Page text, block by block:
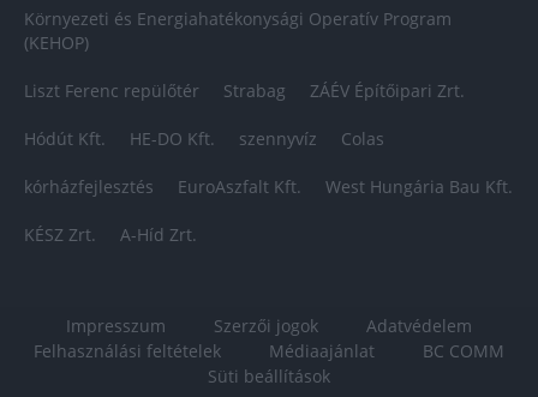
Környezeti és Energiahatékonysági Operatív Program
(KEHOP)
Liszt Ferenc repülőtér Strabag ZÁÉV Építőipari Zrt.
Hódút Kft. HE-DO Kft. szennyvíz Colas
kórházfejlesztés EuroAszfalt Kft. West Hungária Bau Kft.
KÉSZ Zrt. A-Híd Zrt.
Impresszum Szerzői jogok
Adatvédelem
Felhasználási feltételek
Médiaajánlat
BC COMM
Süti beállítások